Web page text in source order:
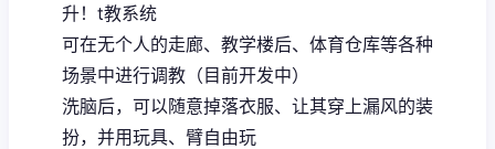
升！t教系统
可在无个人的走廊、教学楼后、体育仓库等各种
场景中进行调教（目前开发中）
洗脑后，可以随意掉落衣服、让其穿上漏风的装
扮，并用玩具、臂自由玩